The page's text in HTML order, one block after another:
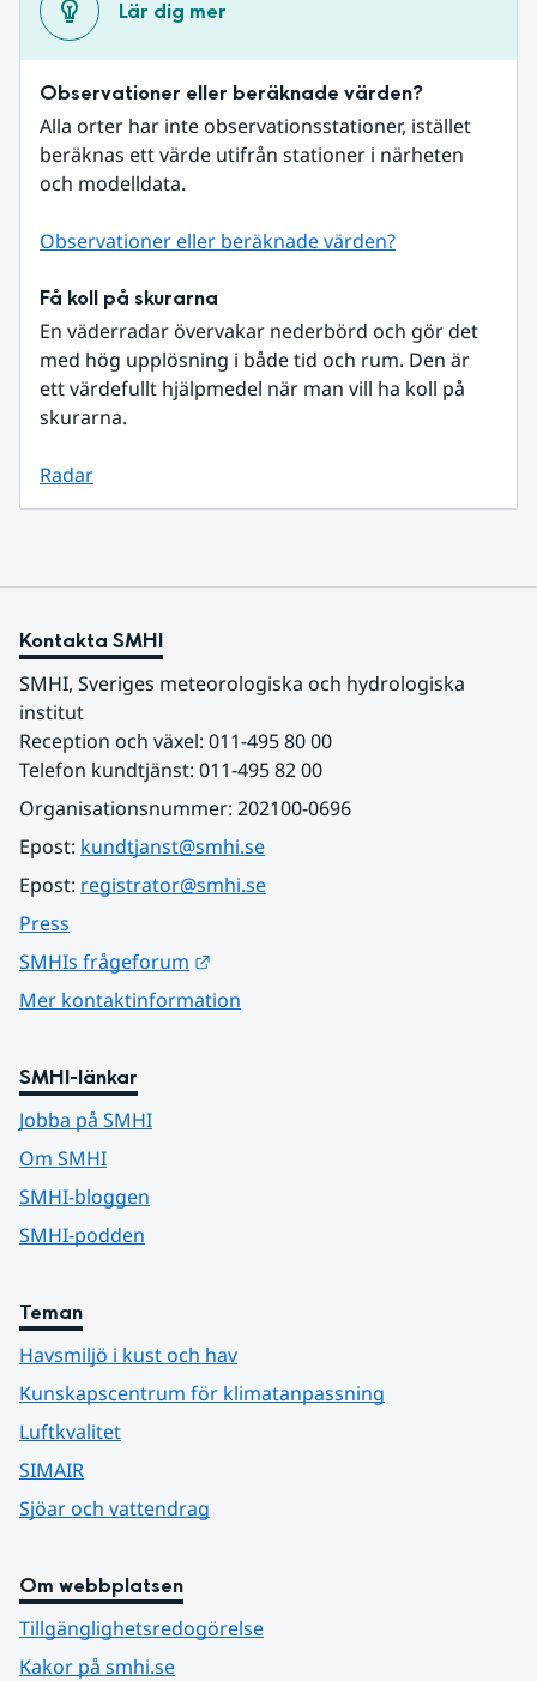
Lär dig mer
Observationer eller beräknade värden?
Alla orter har inte observationsstationer, istället
beräknas ett värde utifrån stationer i närheten
och modelldata.
Observationer eller beräknade värden?
Få koll på skurarna
En väderradar övervakar nederbörd och gör det
med hög upplösning i både tid och rum. Den är
ett värdefullt hjälpmedel när man vill ha koll på
skurarna.
Radar
Kontakta SMHI
SMHI, Sveriges meteorologiska och hydrologiska
institut
Reception och växel: 011-495 80 00
Telefon kundtjänst: 011-495 82 00
Organisationsnummer: 202100-0696
Epost: kundtjanst@smhi.se
Epost: registrator@smhi.se
Press
SMHIs frågeforum
Mer kontaktinformation
SMHI-länkar
Jobba på SMHI
Om SMHI
SMHI-bloggen
SMHI-podden
Teman
Havsmiljö i kust och hav
Kunskapscentrum för klimatanpassning
Luftkvalitet
SIMAIR
Sjöar och vattendrag
Om webbplatsen
Tillgänglighetsredogörelse
Kakor på smhi.se